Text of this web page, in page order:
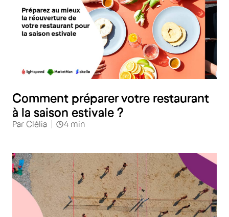
Comment préparer votre restaurant
à la saison estivale ?
Par Clélia 4 min